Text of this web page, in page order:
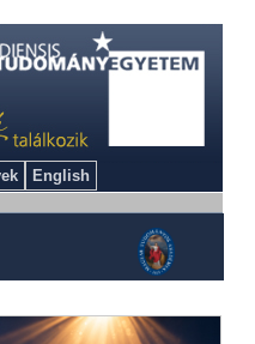
English